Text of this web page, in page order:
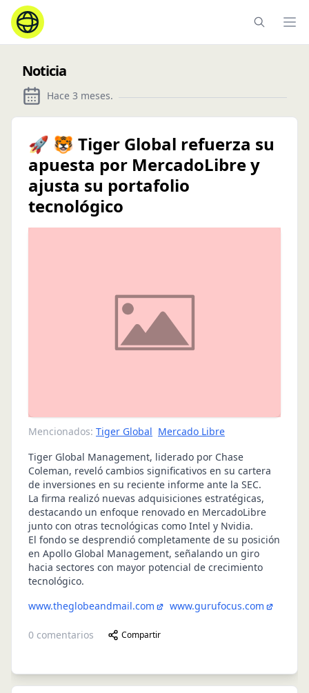
Noticia
Hace 3 meses.
🚀 🐯 Tiger Global refuerza su
apuesta por MercadoLibre y
ajusta su portafolio
tecnológico
Mencionados: Tiger Global Mercado Libre
Tiger Global Management, liderado por Chase
Coleman, reveló cambios significativos en su cartera
de inversiones en su reciente informe ante la SEC.
La firma realizó nuevas adquisiciones estratégicas,
destacando un enfoque renovado en MercadoLibre
junto con otras tecnológicas como Intel y Nvidia.
El fondo se desprendió completamente de su posición
en Apollo Global Management, señalando un giro
hacia sectores con mayor potencial de crecimiento
tecnológico.
www.theglobeandmail.com
www.gurufocus.com
0 comentarios Compartir